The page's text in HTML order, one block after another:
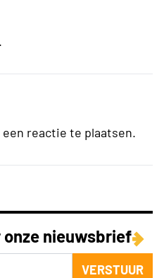
reactie te plaatsen.
nieuwsbrief
VERSTUUR